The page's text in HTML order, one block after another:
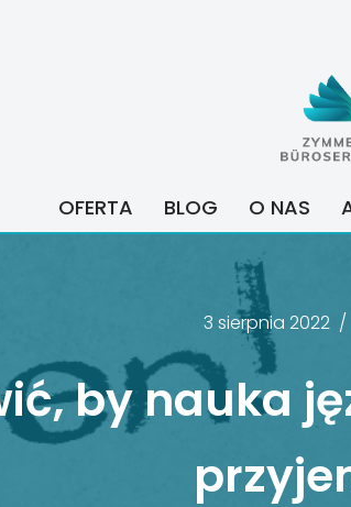
OFERTA BLOG O NAS
3 sierpnia 2022
by nauka